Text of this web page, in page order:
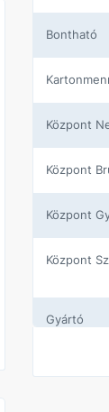
Bontható
központ
központ
központ
központ
Gyártó